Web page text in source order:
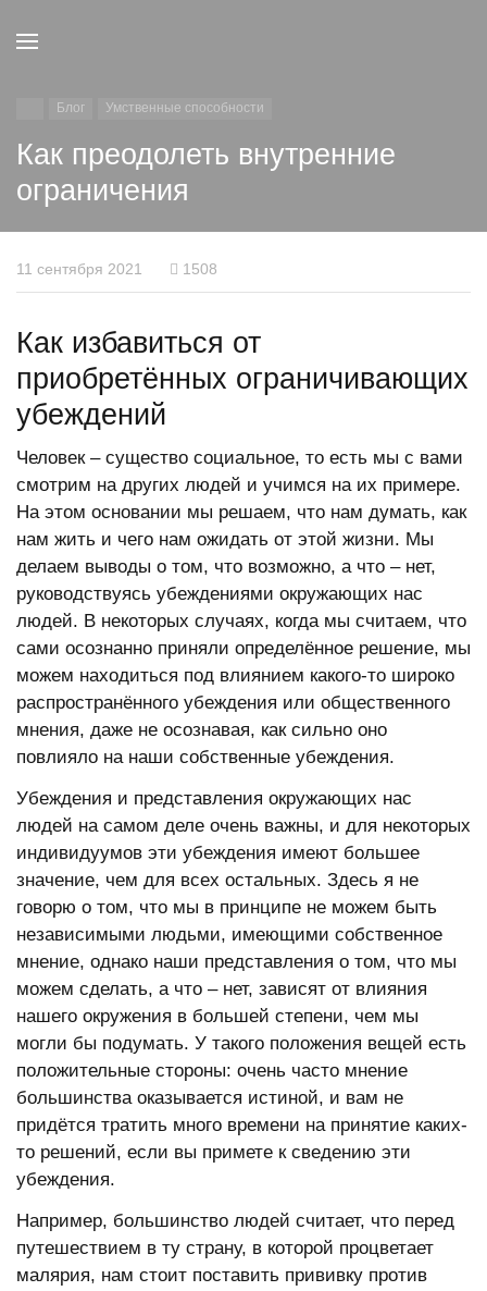
Блог Умственные способности
Как преодолеть внутренние
ограничения
11 сентября 2021 1508
Как избавиться от
приобретённых ограничивающих
убеждений
Человек – существо социальное, то есть мы с вами
смотрим на других людей и учимся на их примере.
На этом основании мы решаем, что нам думать, как
нам жить и чего нам ожидать от этой жизни. Мы
делаем выводы о том, что возможно, а что – нет,
руководствуясь убеждениями окружающих нас
людей. В некоторых случаях, когда мы считаем, что
сами осознанно приняли определённое решение, мы
можем находиться под влиянием какого-то широко
распространённого убеждения или общественного
мнения, даже не осознавая, как сильно оно
повлияло на наши собственные убеждения.
Убеждения и представления окружающих нас
людей на самом деле очень важны, и для некоторых
индивидуумов эти убеждения имеют большее
значение, чем для всех остальных. Здесь я не
говорю о том, что мы в принципе не можем быть
независимыми людьми, имеющими собственное
мнение, однако наши представления о том, что мы
можем сделать, а что – нет, зависят от влияния
нашего окружения в большей степени, чем мы
могли бы подумать. У такого положения вещей есть
положительные стороны: очень часто мнение
большинства оказывается истиной, и вам не
придётся тратить много времени на принятие каких-
то решений, если вы примете к сведению эти
убеждения.
Например, большинство людей считает, что перед
путешествием в ту страну, в которой процветает
малярия, нам стоит поставить прививку против